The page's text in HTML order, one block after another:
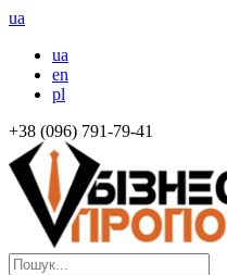
ua
ua
en
pl
+38 (096) 791-79-41